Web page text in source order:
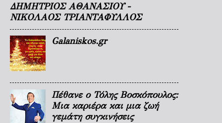
ΔΗΜΗΤΡΙΟΣ ΑΘΑΝΑΣΙΟΥ -
ΝΙΚΟΛΑΟΣ ΤΡΙΑΝΤΑΦΥΛΛΟΣ
Galaniskos.gr
Πέθανε ο Τόλης Βοσκόπουλος:
Μια καριέρα και μια ζωή
γεμάτη συγκινήσεις